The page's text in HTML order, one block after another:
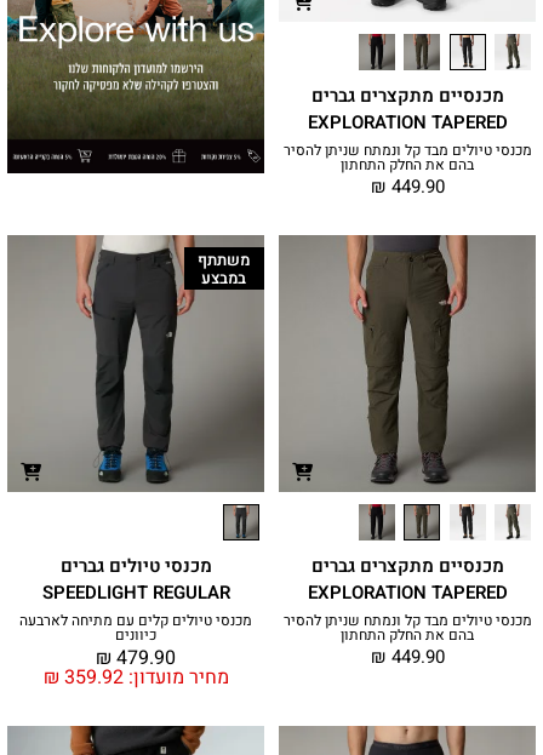
מכנסיים מתקצרים גברים
EXPLORATION TAPERED
מכנסי טיולים מבד קל ונמתח שניתן להסיר
בהם את החלק התחתון
₪ 449.90
מכנסיים מתקצרים גברים
EXPLORATION TAPERED
מכנסי טיולים מבד קל ונמתח שניתן להסיר
בהם את החלק התחתון
₪ 449.90
משתתף
במבצע
מכנסי טיולים גברים
SPEEDLIGHT REGULAR
מכנסי טיולים קלים עם מתיחה לארבעה
כיוונים
מחיר מועדון: ₪ 359.92
₪ 479.90